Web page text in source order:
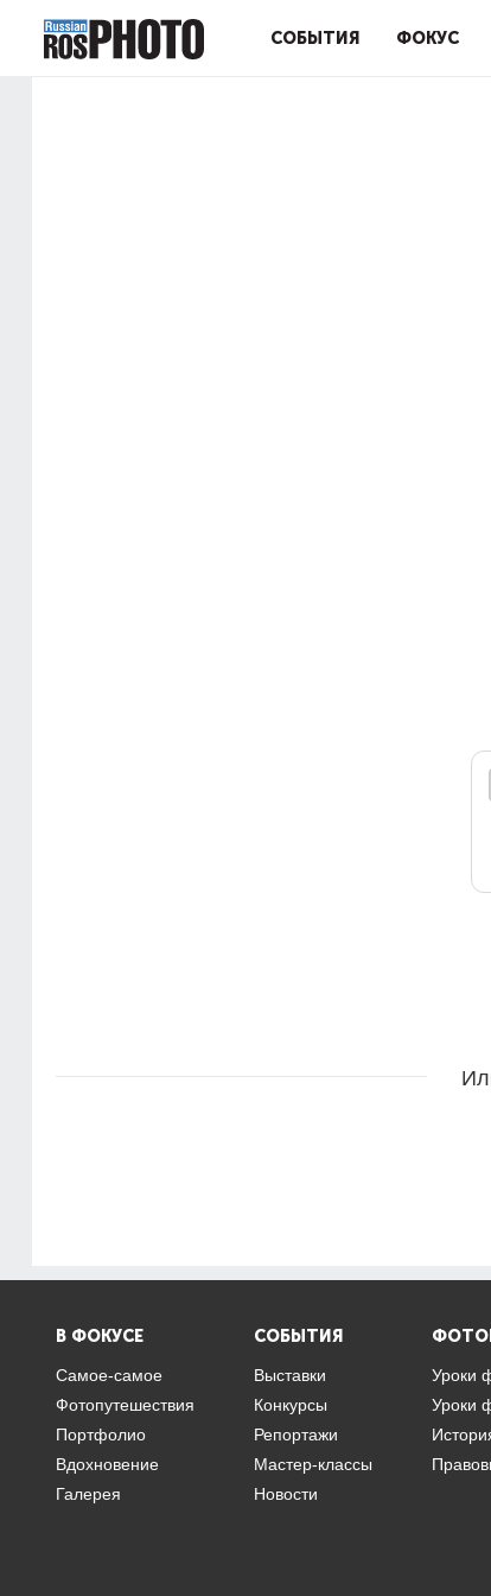
СОБЫТИЯ ФОКУС
В ФОКУСЕ
Самое-самое
Фотопутешествия
Портфолио
Вдохновение
Галерея
СОБЫТИЯ
Выставки
Конкурсы
Репортажи
Мастер-классы
Новости
Уроки
Уроки